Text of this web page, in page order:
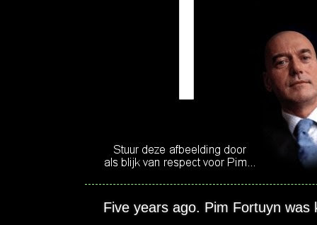
Five years ago. Pim Fortuyn was